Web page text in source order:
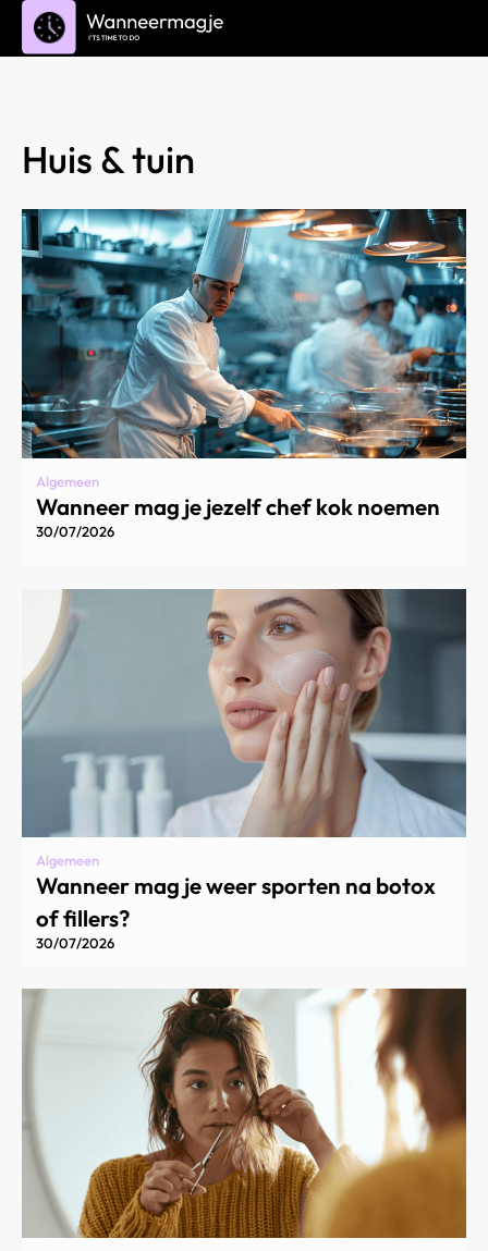
Huis & tuin
Algemeen
Wanneer mag je jezelf chef kok noemen
30/07/2026
Algemeen
Wanneer mag je weer sporten na botox
of fillers?
30/07/2026